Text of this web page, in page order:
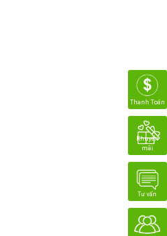
Thanh Toán
Khuyến
mãi
Tư vấn